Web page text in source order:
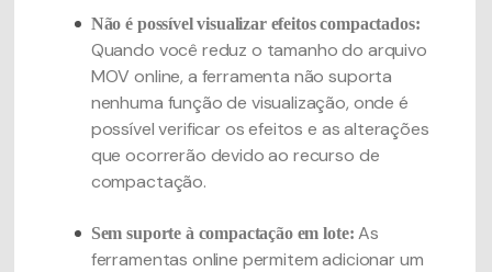
Não é possível visualizar efeitos compactados:
Quando você reduz o tamanho do arquivo
MOV online, a ferramenta não suporta
nenhuma função de visualização, onde é
possível verificar os efeitos e as alterações
que ocorrerão devido ao recurso de
compactação.
Sem suporte à compactação em lote: As
ferramentas online permitem adicionar um